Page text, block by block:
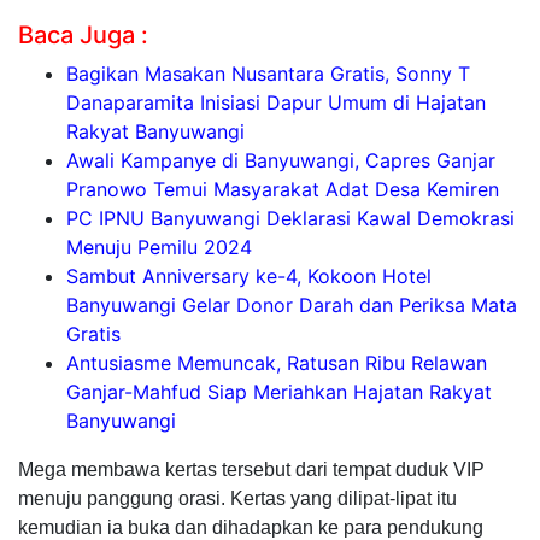
Baca Juga :
Bagikan Masakan Nusantara Gratis, Sonny T
Danaparamita Inisiasi Dapur Umum di Hajatan
Rakyat Banyuwangi
Awali Kampanye di Banyuwangi, Capres Ganjar
Pranowo Temui Masyarakat Adat Desa Kemiren
PC IPNU Banyuwangi Deklarasi Kawal Demokrasi
Menuju Pemilu 2024
Sambut Anniversary ke-4, Kokoon Hotel
Banyuwangi Gelar Donor Darah dan Periksa Mata
Gratis
Antusiasme Memuncak, Ratusan Ribu Relawan
Ganjar-Mahfud Siap Meriahkan Hajatan Rakyat
Banyuwangi
Mega membawa kertas tersebut dari tempat duduk VIP
menuju panggung orasi. Kertas yang dilipat-lipat itu
kemudian ia buka dan dihadapkan ke para pendukung